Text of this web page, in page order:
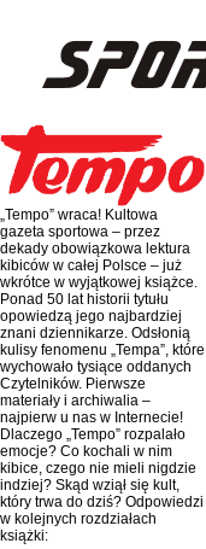
„Tempo” wraca! Kultowa
gazeta sportowa – przez
dekady obowiązkowa lektura
kibiców w całej Polsce – już
wkrótce w wyjątkowej książce.
Ponad 50 lat historii tytułu
opowiedzą jego najbardziej
znani dziennikarze. Odsłonią
kulisy fenomenu „Tempa”, które
wychowało tysiące oddanych
Czytelników. Pierwsze
materiały i archiwalia –
najpierw u nas w Internecie!
Dlaczego „Tempo” rozpalało
emocje? Co kochali w nim
kibice, czego nie mieli nigdzie
indziej? Skąd wziął się kult,
który trwa do dziś? Odpowiedzi
w kolejnych rozdziałach
książki: